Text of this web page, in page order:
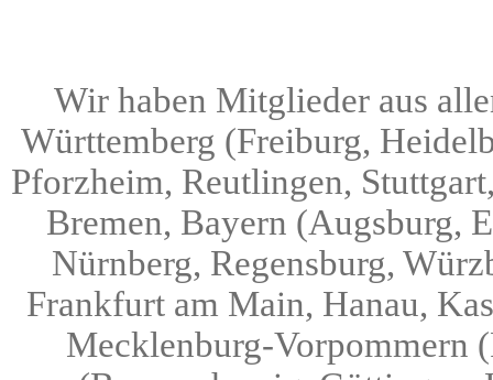
Wir haben Mitglieder aus
Württemberg (Freiburg,
Pforzheim, Reutlingen,
Bremen, Bayern (Augsburg,
Nürnberg, Regensburg,
Frankfurt am Main, Hanau,
Mecklenburg-Vorpommern